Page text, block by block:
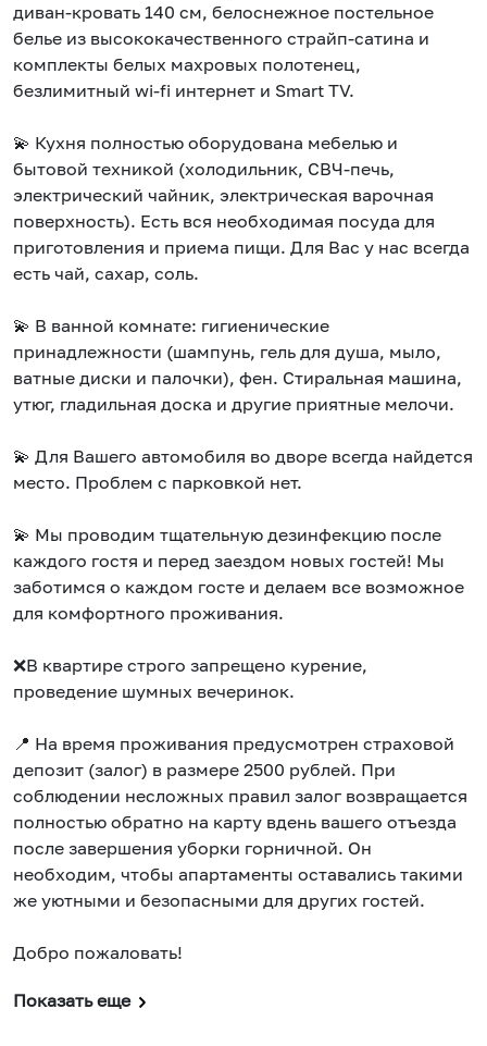
диван-кровать 140 см, белоснежное постельное
белье из высококачественного страйп-сатина и
комплекты белых махровых полотенец,
безлимитный wi-fi интернет и Smart TV.
💫 Кухня полностью оборудована мебелью и
бытовой техникой (холодильник, СВЧ-печь,
электрический чайник, электрическая варочная
поверхность). Есть вся необходимая посуда для
приготовления и приема пищи. Для Вас у нас всегда
есть чай, сахар, соль.
💫 В ванной комнате: гигиенические
принадлежности (шампунь, гель для душа, мыло,
ватные диски и палочки), фен. Стиральная машина,
утюг, гладильная доска и другие приятные мелочи.
💫 Для Вашего автомобиля во дворе всегда найдется
место. Проблем с парковкой нет.
💫 Мы проводим тщательную дезинфекцию после
каждого гостя и перед заездом новых гостей! Мы
заботимся о каждом госте и делаем все возможное
для комфортного проживания.
❌В квартире строго запрещено курение,
проведение шумных вечеринок.
📍 На время проживания предусмотрен страховой
депозит (залог) в размере 2500 рублей. При
соблюдении несложных правил залог возвращается
полностью обратно на карту вдень вашего отъезда
после завершения уборки горничной. Он
необходим, чтобы апартаменты оставались такими
же уютными и безопасными для других гостей.
Добро пожаловать!
Показать еще